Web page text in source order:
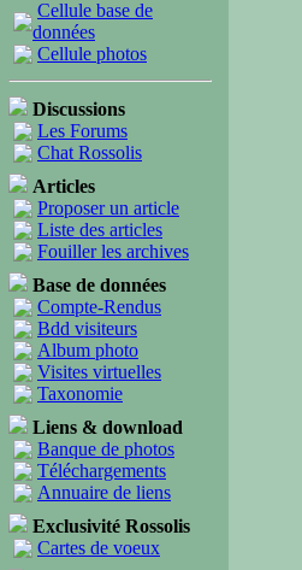
Cellule base de
données
Cellule photos
Discussions
Les Forums
Chat Rossolis
Articles
Proposer un article
Liste des articles
Fouiller les archives
Base de données
Compte-Rendus
Bdd visiteurs
Album photo
Visites virtuelles
Taxonomie
Liens & download
Banque de photos
Téléchargements
Annuaire de liens
Exclusivité Rossolis
Cartes de voeux